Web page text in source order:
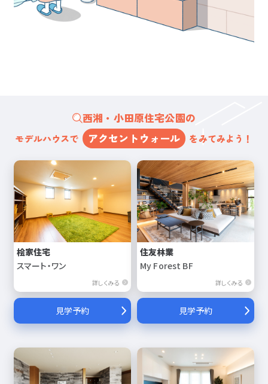
西湘・小田原住宅公園の
モデルハウスで アクセントウォール をみてみよう！
桧家住宅
スマート・ワン
詳しくみる
見学予約
住友林業
My Forest BF
詳しくみる
見学予約